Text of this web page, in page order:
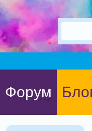
Форум